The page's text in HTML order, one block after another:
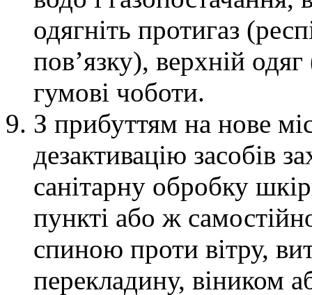
одягніть протигаз
пов’язку), верхній
гумові чоботи.
З прибуттям на нове
дезактивацію засобів
санітарну обробку
пункті або ж
спиною проти вітру,
перекладину, віником